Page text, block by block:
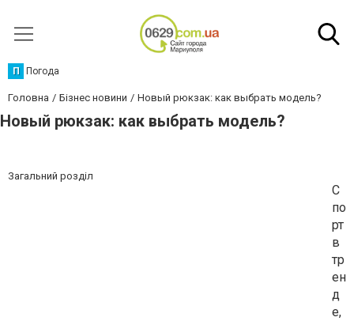
П Погода
Головна Бізнес новини Новый рюкзак: как выбрать модель?
Новый рюкзак: как выбрать модель?
Загальний розділ
С
по
рт
в
тр
ен
д
е,